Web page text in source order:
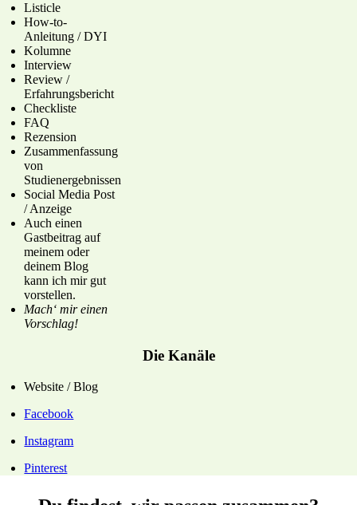
Listicle
How-to-
Anleitung / DYI
Kolumne
Interview
Review /
Erfahrungsbericht
Checkliste
FAQ
Rezension
Zusammenfassung
von
Studienergebnissen
Social Media Post
/ Anzeige
Auch einen
Gastbeitrag auf
meinem oder
deinem Blog
kann ich mir gut
vorstellen.
Mach‘ mir einen
Vorschlag!
Die Kanäle
Website / Blog
Facebook
Instagram
Pinterest